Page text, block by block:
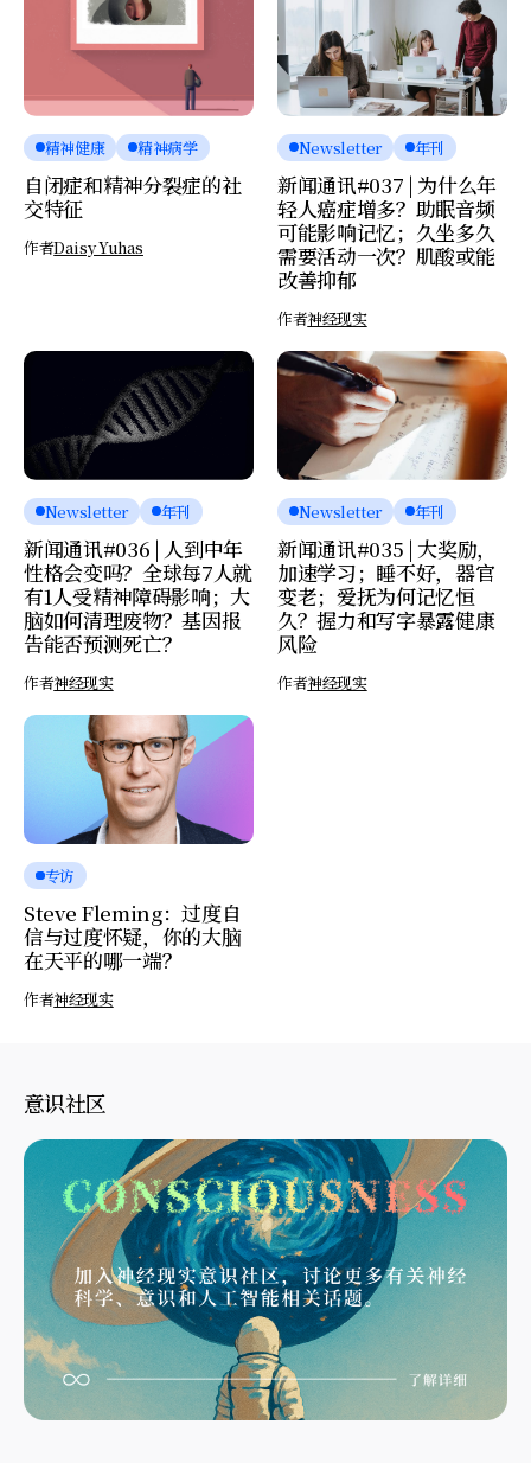
精神健康 精神病学
自闭症和精神分裂症的社
交特征
作者Daisy Yuhas
Newsletter 年刊
新闻通讯#037 | 为什么年
轻人癌症增多？助眠音频
可能影响记忆；久坐多久
需要活动一次？肌酸或能
改善抑郁
作者神经现实
Newsletter 年刊
新闻通讯#036 | 人到中年
性格会变吗？全球每7人就
有1人受精神障碍影响；大
脑如何清理废物？基因报
告能否预测死亡？
作者神经现实
Newsletter 年刊
新闻通讯#035 | 大奖励，
加速学习；睡不好，器官
变老；爱抚为何记忆恒
久？握力和写字暴露健康
风险
作者神经现实
专访
Steve Fleming：过度自
信与过度怀疑，你的大脑
在天平的哪一端？
作者神经现实
意识社区